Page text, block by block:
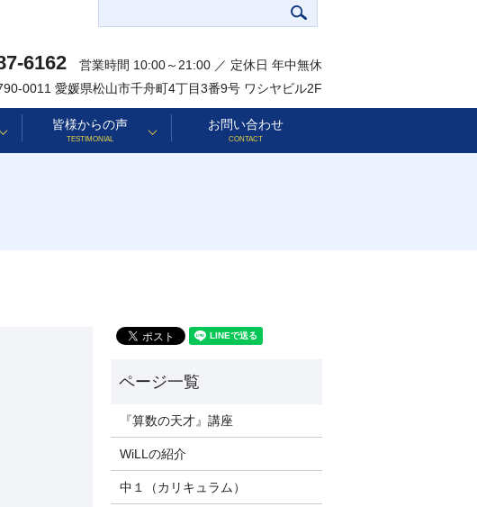
6162
営業時間 10:00～21:00 ／ 定休日 年中無休
0011 愛媛県松山市千舟町4丁目3番9号 ワシヤビル2F
皆様からの声
TESTIMONIAL
お問い合わせ
CONTACT
『算数の天才』講座
WiLLの紹介
中１（カリキュラム）